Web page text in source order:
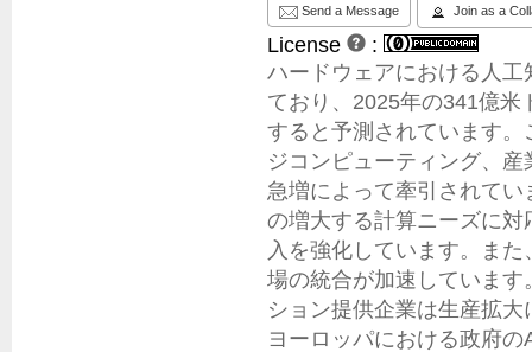
Send a Message Join as a
License
:
ハードウェアにおける人
ており、2025年の341億米
すると予測されています
ジコンピューティング、
急増によって牽引されて
の増大する計算ニーズに
入を強化しています。ま
場の統合が加速していま
ション提供企業は生産拡
ヨーロッパにおける政府